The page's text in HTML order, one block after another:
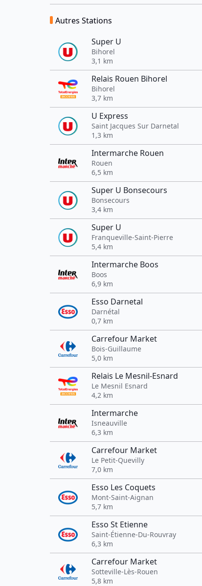
Autres Stations
Super U
Bihorel
3,1 km
Relais Rouen Bihorel
Bihorel
3,7 km
U Express
Saint Jacques Sur Darnetal
1,3 km
Intermarche Rouen
Rouen
6,5 km
Super U Bonsecours
Bonsecours
3,4 km
Super U
Franqueville-Saint-Pierre
5,4 km
Intermarche Boos
Boos
6,9 km
Esso Darnetal
Darnétal
0,7 km
Carrefour Market
Bois-Guillaume
5,0 km
Relais Le Mesnil-Esnard
Le Mesnil Esnard
4,2 km
Intermarche
Isneauville
6,3 km
Carrefour Market
Le Petit-Quevilly
7,0 km
Esso Les Coquets
Mont-Saint-Aignan
5,7 km
Esso St Etienne
Saint-Étienne-Du-Rouvray
6,3 km
Carrefour Market
Sotteville-Lès-Rouen
5,8 km